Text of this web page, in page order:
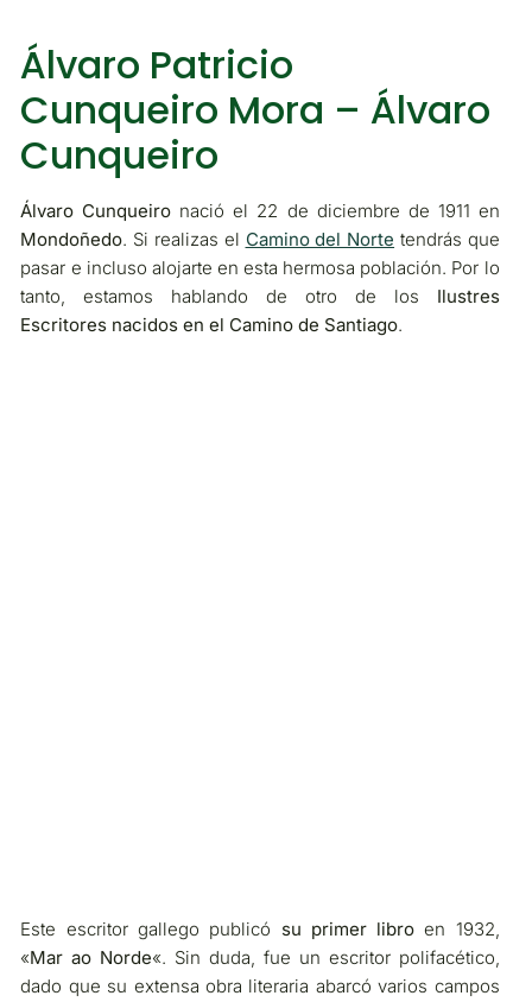
Álvaro Patricio
Cunqueiro Mora – Álvaro
Cunqueiro
Álvaro Cunqueiro nació el 22 de diciembre de 1911 en
Mondoñedo. Si realizas el Camino del Norte tendrás que
pasar e incluso alojarte en esta hermosa población. Por lo
tanto, estamos hablando de otro de los Ilustres
Escritores nacidos en el Camino de Santiago.
Este escritor gallego publicó su primer libro en 1932,
«Mar ao Norde«. Sin duda, fue un escritor polifacético,
dado que su extensa obra literaria abarcó varios campos